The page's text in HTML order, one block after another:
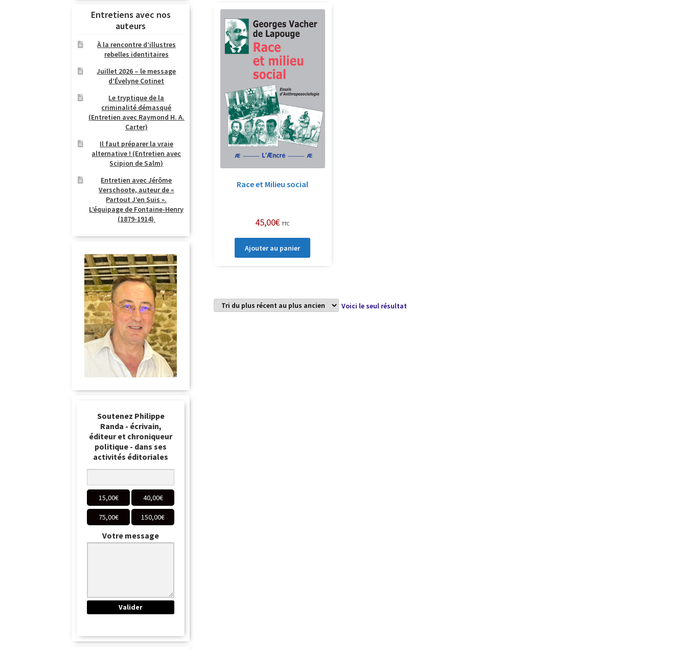
Race et Milieu social
45,00€ TTC
Ajouter au panier
Voici le seul résultat
Entretiens avec nos
auteurs
À la rencontre d’illustres
rebelles identitaires
Juillet 2026 – le message
d’Évelyne Cotinet
Le tryptique de la
criminalité démasqué
(Entretien avec Raymond H. A.
Carter)
Il faut préparer la vraie
alternative ! (Entretien avec
Scipion de Salm)
Entretien avec Jérôme
Verschoote, auteur de «
Partout J’en Suis ».
L’équipage de Fontaine-Henry
(1879-1914)
Soutenez Philippe
Randa - écrivain,
éditeur et chroniqueur
politique - dans ses
activités éditoriales
15,00€ 40,00€
75,00€ 150,00€
Votre message